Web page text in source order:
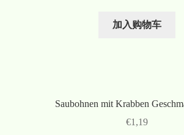
加入购物车
Saubohnen mit Krabben
€1,19